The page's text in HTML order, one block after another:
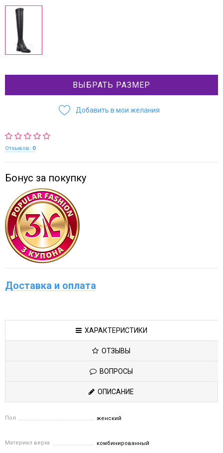
ВЫБРАТЬ РАЗМЕР
Добавить в мои желания
Отзывов: 0
Бонус за покупку
Доставка и оплата
ХАРАКТЕРИСТИКИ
ОТЗЫВЫ
ВОПРОСЫ
ОПИСАНИЕ
Пол женский
Материал верха комбинированный